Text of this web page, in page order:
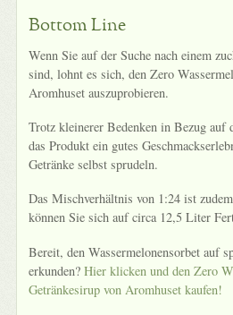
Bottom Line
Wenn Sie auf der Suche nach einem
sind, lohnt es sich, den Zero
Aromhuset auszuprobieren.
Trotz kleinerer Bedenken in Bezug auf
das Produkt ein gutes
Getränke selbst sprudeln.
Das Mischverhältnis von 1:24 ist
können Sie sich auf circa 12,5 Liter
Bereit, den Wassermelonensorbet auf
erkunden?Hier klicken und den Zero
Getränkesirup von Aromhuset kaufen!